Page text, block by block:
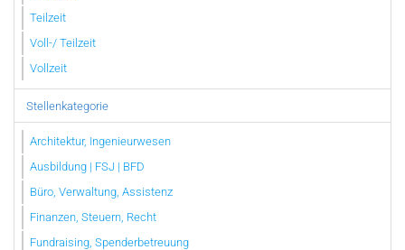
Teilzeit
Voll-/ Teilzeit
Vollzeit
Stellenkategorie
Architektur, Ingenieurwesen
Ausbildung | FSJ | BFD
Büro, Verwaltung, Assistenz
Finanzen, Steuern, Recht
Fundraising, Spenderbetreuung